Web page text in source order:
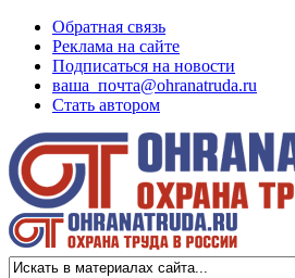
Обратная связь
Реклама на сайте
Подписаться на новости
ваша_почта@ohranatruda.ru
Стать автором